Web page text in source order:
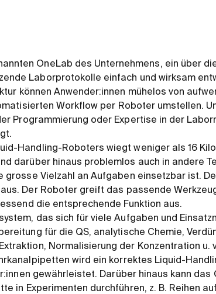
OneLab des Unternehmens, ein über
Laborprotokolle einfach und wirksam
können Anwender:innen mühelos von
Workflow per Roboter umstellen.
Programmierung oder Expertise in der
Handling-Roboters wiegt weniger als 16
darüber hinaus problemlos auch in andere
grosse Vielzahl an Aufgaben einsetzbar ist.
Der Roboter greift das passende
die entsprechende Funktion aus.
das sich für viele Aufgaben und
für die QS, analytische Chemie,
Normalisierung der Konzentration u.
wird ein korrektes Liquid-
gewährleistet. Darüber hinaus kann das
in Experimenten durchführen, z. B. Reihen